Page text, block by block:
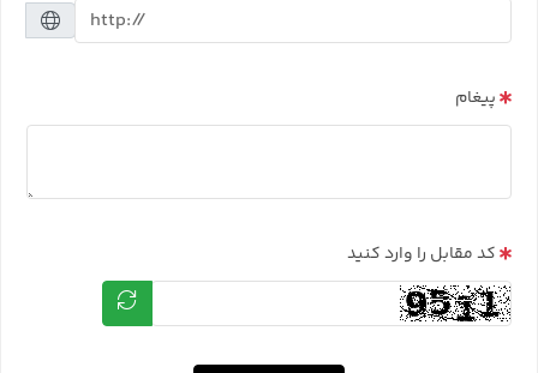
پیغام
کد مقابل را وارد کنید